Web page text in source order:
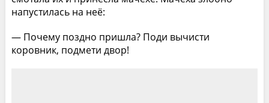
напустилась на неё:
— Почему поздно пришла? Поди вычисти
коровник, подмети двор!